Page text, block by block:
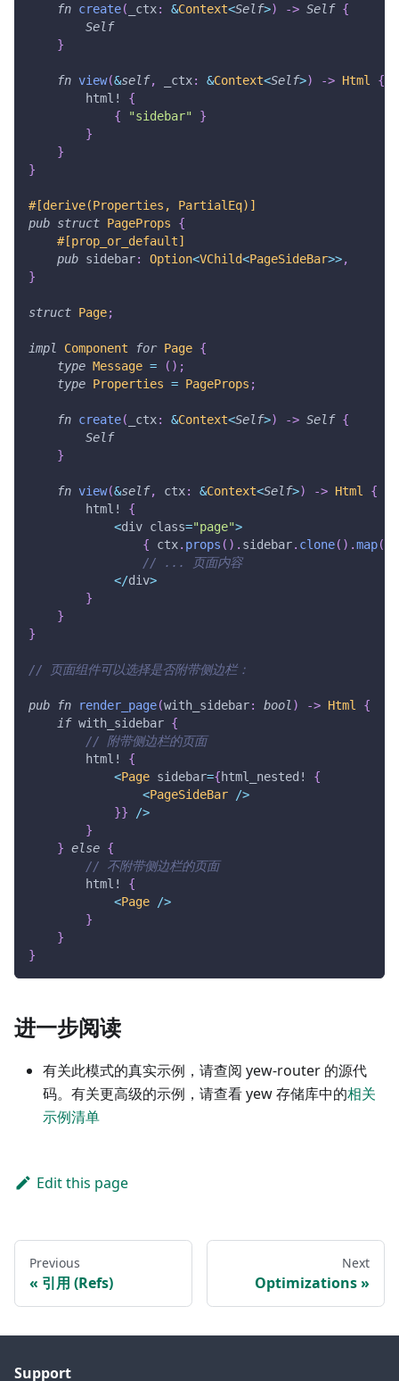
fn create( _ctx: &Context<Self>) -> Self {
Self
}
fn view(&self, _ctx: &Context<Self>) -> Html
{
html!
{
{
"sidebar"
}
}
}
}
#[derive(Properties, PartialEq)]
pub struct PageProps
{
#[prop_or_default]
pub sidebar: Option<VChild<PageSideBar>>,
}
struct Page;
impl Component for Page {
type Message = ( ) ;
type Properties = PageProps ;
fn create( _ctx: &Context<Self>) -> Self {
Self
}
fn view(&self, ctx: &Context<Self>) -> Html
{
html!
{
<div class="page">
{ ctx. props ( ) . sidebar. clone( ) .map(
// ... 页面内容
</div>
}
}
}
// 页面组件可以选择是否附带侧边栏：
pub fn render_page(with_sidebar: bool ) -> Html
{
if with_sidebar {
// 附带侧边栏的页面
html!
{
<Page sidebar={html_nested!
{
<PageSideBar />
}} />
}
} else {
// 不附带侧边栏的页面
html!
{
<Page />
}
}
}
进一步阅读
有关此模式的真实示例，请查阅 yew-router 的源代
码。有关更高级的示例，请查看 yew 存储库中的相关
示例清单
Edit this page
Previous
引用 (Refs)
Next
Optimizations
Support